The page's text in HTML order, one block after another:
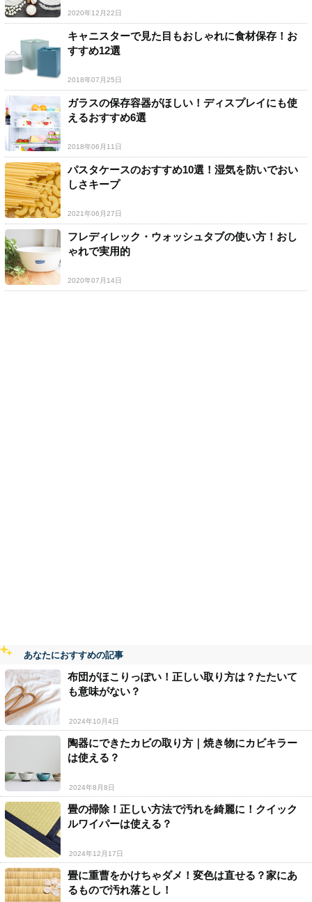
2020年12月22日
キャニスターで見た目もおしゃれに食材保存！お
すすめ12選
2018年07月25日
ガラスの保存容器がほしい！ディスプレイにも使
えるおすすめ6選
2018年06月11日
パスタケースのおすすめ10選！湿気を防いでおい
しさキープ
2021年06月27日
フレディレック・ウォッシュタブの使い方！おし
ゃれで実用的
2020年07月14日
あなたにおすすめの記事
布団がほこりっぽい！正しい取り方は？たたいて
も意味がない？
2024年10月4日
陶器にできたカビの取り方｜焼き物にカビキラー
は使える？
2024年8月8日
畳の掃除！正しい方法で汚れを綺麗に！クイック
ルワイパーは使える？
2024年12月17日
畳に重曹をかけちゃダメ！変色は直せる？家にあ
るもので汚れ落とし！